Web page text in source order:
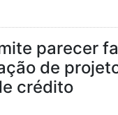
parecer
de
crédito